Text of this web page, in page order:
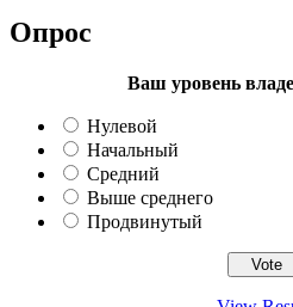
Опрос
Ваш уровень
Нулевой
Начальный
Средний
Выше среднего
Продвинутый